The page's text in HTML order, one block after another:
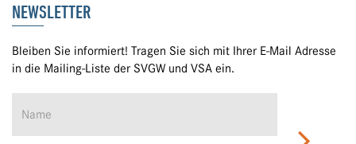
NEWSLETTER
Bleiben Sie informiert! Tragen Sie sich mit Ihrer E-Mail Adresse
in die Mailing-Liste der SVGW und VSA ein.